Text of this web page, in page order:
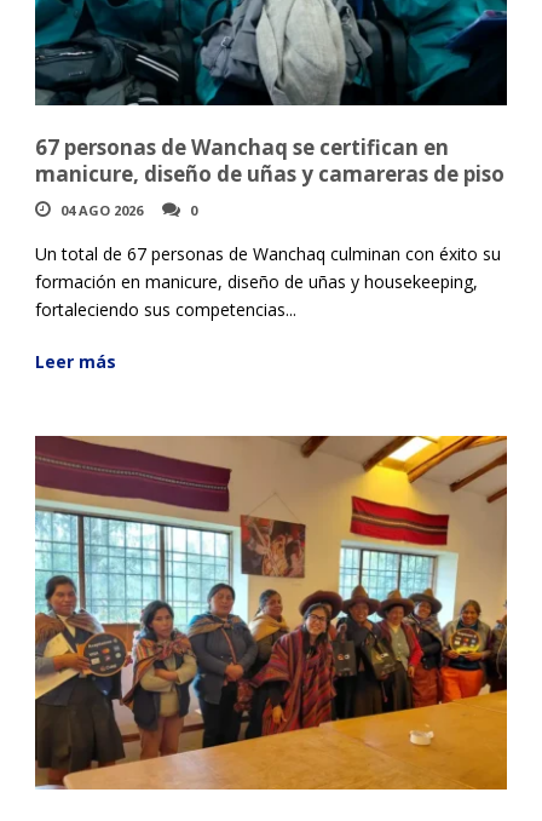
67 personas de Wanchaq se certifican en
manicure, diseño de uñas y camareras de piso
04 AGO 2026 0
Un total de 67 personas de Wanchaq culminan con éxito su
formación en manicure, diseño de uñas y housekeeping,
fortaleciendo sus competencias...
Leer más